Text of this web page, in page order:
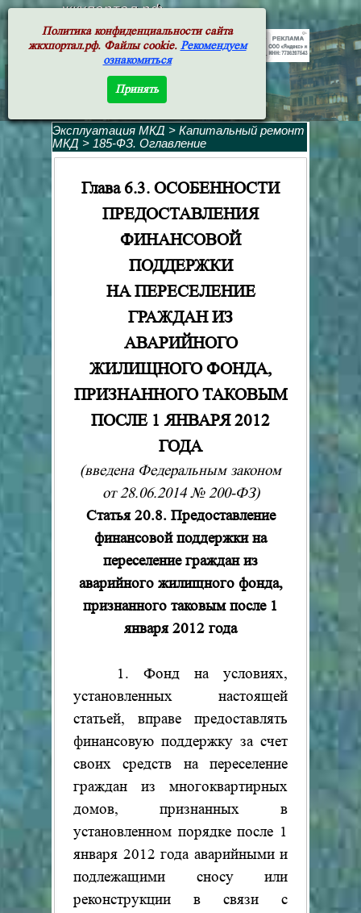
жкхпортал.рф
Эксплуатация МКД > Капитальный ремонт
МКД > 185-ФЗ. Оглавление
Глава 6.3. ОСОБЕННОСТИ
ПРЕДОСТАВЛЕНИЯ
ФИНАНСОВОЙ
ПОДДЕРЖКИ
НА ПЕРЕСЕЛЕНИЕ
ГРАЖДАН ИЗ
АВАРИЙНОГО
ЖИЛИЩНОГО ФОНДА,
ПРИЗНАННОГО ТАКОВЫМ
ПОСЛЕ 1 ЯНВАРЯ 2012
ГОДА
(введена Федеральным законом
от 28.06.2014 № 200-ФЗ)
Статья 20.8. Предоставление
финансовой поддержки на
переселение граждан из
аварийного жилищного фонда,
признанного таковым после 1
января 2012 года
1. Фонд на условиях,
установленных настоящей
статьей, вправе предоставлять
финансовую поддержку за счет
своих средств на переселение
граждан из многоквартирных
домов, признанных в
установленном порядке после 1
января 2012 года аварийными и
подлежащими сносу или
реконструкции в связи с
Политика конфиденциальности сайта
жкхпортал.рф. Файлы cookie. Рекомендуем
ознакомиться
Принять